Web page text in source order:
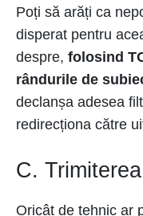
Poți să arăți ca
disperat pentru
despre, folosind
rândurile de
declanșa adesea
redirecționa către
C.
Oricât de tehnic ar